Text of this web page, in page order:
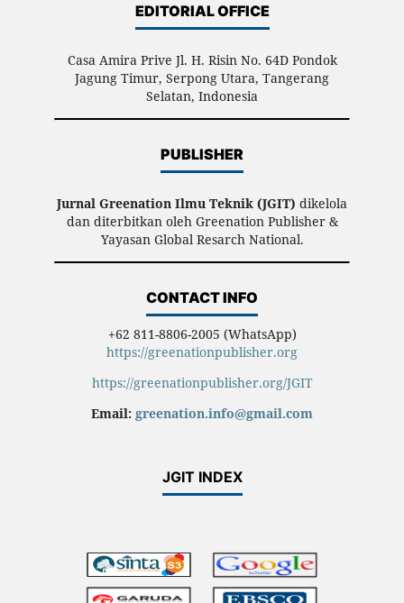
EDITORIAL OFFICE
Casa Amira Prive Jl. H. Risin No. 64D Pondok
Jagung Timur, Serpong Utara, Tangerang
Selatan, Indonesia
PUBLISHER
Jurnal Greenation Ilmu Teknik (JGIT) dikelola
dan diterbitkan oleh Greenation Publisher &
Yayasan Global Resarch National.
CONTACT INFO
+62 811-8806-2005 (WhatsApp)
https://greenationpublisher.org
https://greenationpublisher.org/JGIT
Email: greenation.info@gmail.com
JGIT INDEX